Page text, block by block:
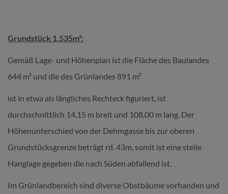
Grundstück 1.535m²:
Gemäß Lage- und Höhenplan ist die Fläche des Baulandes
644 m² und die des Grünlandes 891 m²
ist in etwa als längliches Rechteck figuriert, ist
durchschnittlich 14,15 m breit und 108,00 m lang. Der
Höhenunterschied von der Dehmgasse bis zur oberen
Grundstücksgrenze beträgt rd. 43m, somit ist eine steile
Hanglage gegeben die nach Süden abfallend ist.
Im Grünlandbereich sind diverse Obstbäume vorhanden und